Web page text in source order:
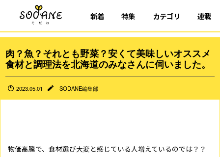
新着 特集 カテゴリ 連載
肉？魚？それとも野菜？安くて美味しいオススメ
食材と調理法を北海道のみなさんに伺いました。
2023.05.01 SODANE編集部
物価高騰で、食材選び大変と感じている人増えているのでは？？